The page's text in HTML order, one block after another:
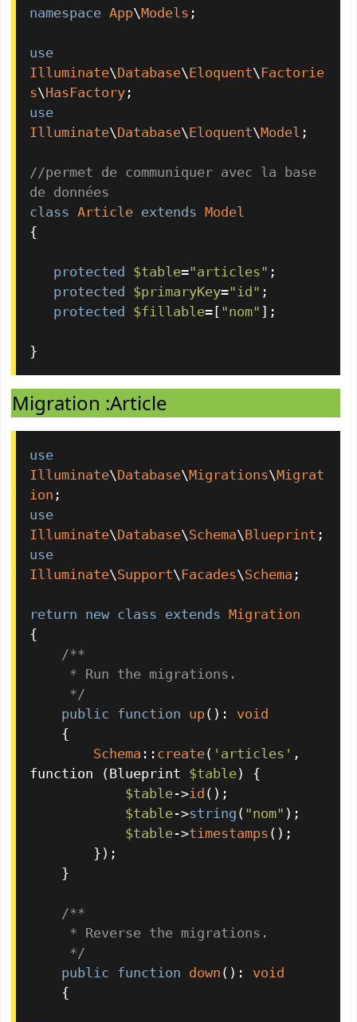
namespace App\Models ;
use
Illuminate\Database\Eloquent\ Factorie
s\HasFactory
use
Illuminate\Database\Eloquent\Model ;
//permet de communiquer avec la base
de données
class Article extends Model
{
protected $table="articles" ;
protected $primaryKey="id" ;
protected $fillable=[ "nom" ];
}
Migration :Article
use
Illuminate\Database\Migrations\Migrat
ion
use
Illuminate\Database\Schema\Blueprint
use
Illuminate\Support\ Facades\Schema ;
return new class extends Migration
{
/**
     */
public function up( ): void
{
Schema :: create( 'articles' ,
function (Blueprint $table) {
$table->id ();
$table->string ( "nom" );
$table->timestamps ();
/**
     */
public function down ( ): void
{